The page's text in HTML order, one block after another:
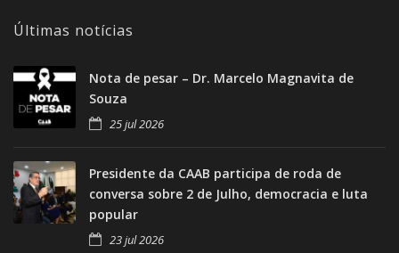
Últimas notícias
Nota de pesar – Dr. Marcelo Magnavita de
Souza
25 jul 2026
Presidente da CAAB participa de roda de
conversa sobre 2 de Julho, democracia e luta
popular
23 jul 2026